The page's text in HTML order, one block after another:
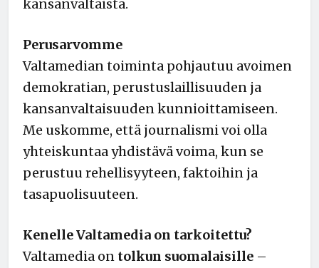
kansanvaltaista.
Perusarvomme
Valtamedian toiminta pohjautuu avoimen
demokratian, perustuslaillisuuden ja
kansanvaltaisuuden kunnioittamiseen.
Me uskomme, että journalismi voi olla
yhteiskuntaa yhdistävä voima, kun se
perustuu rehellisyyteen, faktoihin ja
tasapuolisuuteen.
Kenelle Valtamedia on tarkoitettu?
Valtamedia on tolkun suomalaisille –